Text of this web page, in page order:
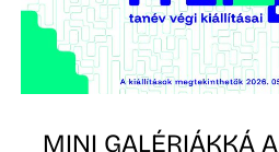
MINI GALÉRIÁKKÁ